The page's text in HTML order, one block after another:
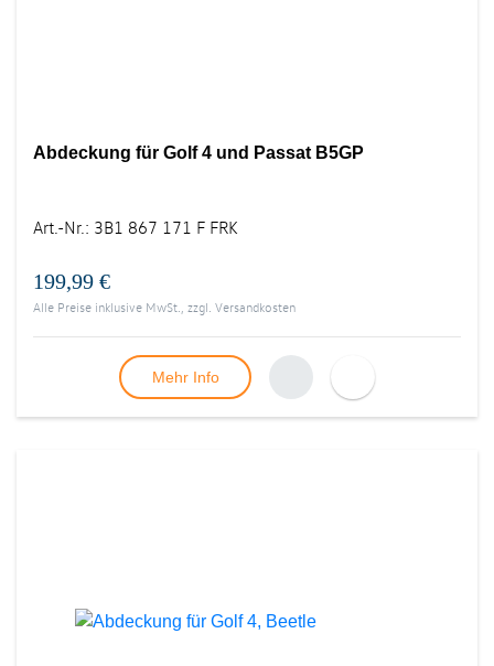
Abdeckung für Golf 4 und Passat B5GP
Art.-Nr.: 3B1 867 171 F FRK
199,99 €
Alle Preise inklusive MwSt., zzgl. Versandkosten
Mehr Info